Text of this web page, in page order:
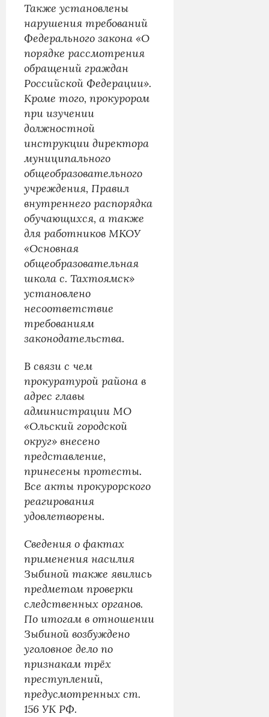
Также установлены
нарушения требований
Федерального закона «О
порядке рассмотрения
обращений граждан
Российской Федерации».
Кроме того, прокурором
при изучении
должностной
инструкции директора
муниципального
общеобразовательного
учреждения, Правил
внутреннего распорядка
обучающихся, а также
для работников МКОУ
«Основная
общеобразовательная
школа с. Тахтоямск»
установлено
несоответствие
требованиям
законодательства.
В связи с чем
прокуратурой района в
адрес главы
администрации МО
«Ольский городской
округ» внесено
представление,
принесены протесты.
Все акты прокурорского
реагирования
удовлетворены.
Сведения о фактах
применения насилия
Зыбиной также явились
предметом проверки
следственных органов.
По итогам в отношении
Зыбиной возбуждено
уголовное дело по
признакам трёх
преступлений,
предусмотренных ст.
156 УК РФ.